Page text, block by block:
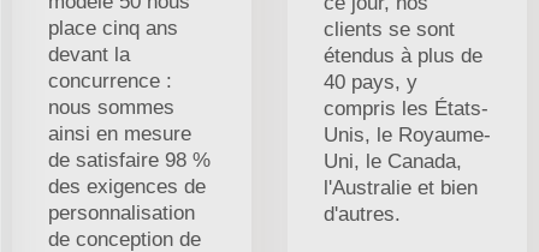
place cinq ans
devant la
concurrence :
nous sommes
ainsi en mesure
de satisfaire 98 %
des exigences de
personnalisation
de conception de
clients se sont
étendus à plus de
40 pays, y
compris les États-
Unis, le Royaume-
Uni, le Canada,
l'Australie et bien
d'autres.